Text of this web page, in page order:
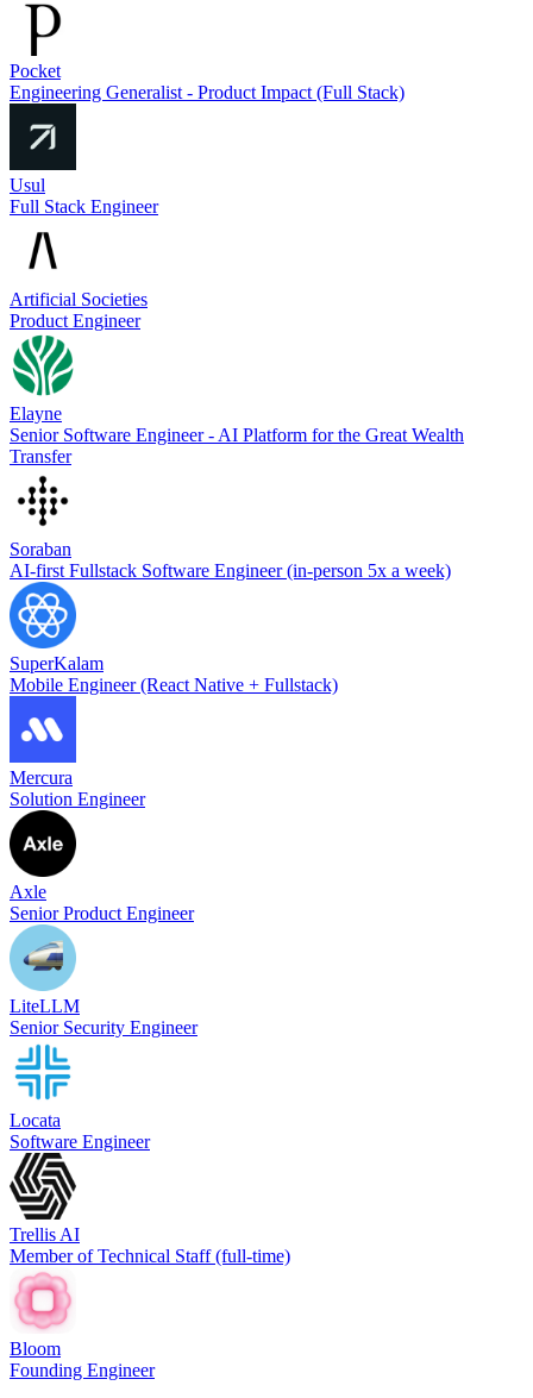
Pocket
Engineering Generalist - Product Impact (Full Stack)
Usul
Full Stack Engineer
Artificial Societies
Product Engineer
Elayne
Senior Software Engineer - AI Platform for the Great Wealth
Transfer
Soraban
AI-first Fullstack Software Engineer (in-person 5x a week)
SuperKalam
Mobile Engineer (React Native + Fullstack)
Mercura
Solution Engineer
Axle
Senior Product Engineer
LiteLLM
Senior Security Engineer
Locata
Software Engineer
Trellis AI
Member of Technical Staff (full-time)
Bloom
Founding Engineer